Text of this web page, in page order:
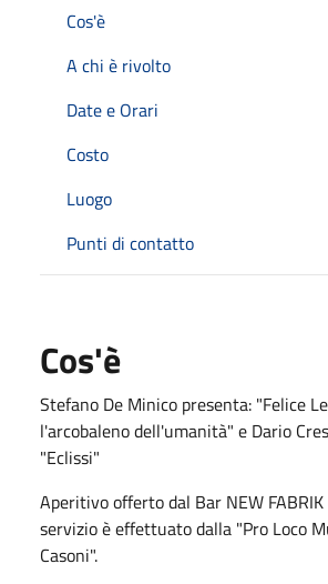
Cos'è
A chi è rivolto
Date e Orari
Costo
Luogo
Punti di contatto
Cos'è
Stefano De Minico presenta: "Felice
l'arcobaleno dell'umanità" e Dario
"Eclissi"
Aperitivo offerto dal Bar NEW
servizio è effettuato dalla "Pro Loco
Casoni".